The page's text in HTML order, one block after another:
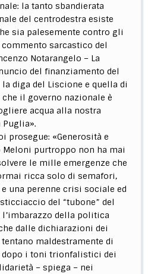
la tanto sbandierata
del centrodestra esiste
sia palesemente contro gli
sarcastico del
Notarangelo – La
del finanziamento del
diga del Liscione e quella di
il governo nazionale è
acqua alla nostra
prosegue: «Generosità e
Meloni purtroppo non ha mai
le mille emergenze che
ricca solo di semafori,
una perenne crisi sociale ed
del “tubone” del
della politica
dalle dichiarazioni dei
maldestramente di
dopo i toni trionfalistici dei
– spiega – nei